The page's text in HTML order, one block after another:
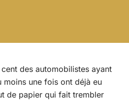
des automobilistes ayant
moins une fois ont déjà eu
de papier qui fait trembler